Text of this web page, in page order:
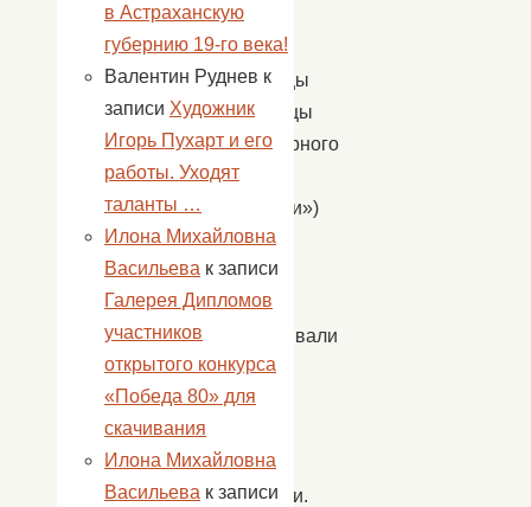
уюта.
Девицы
красавицы
(участницы
фольклорного
кружка
«Ладушки»)
славили
печку
и
рассказывали
о
ней
и
прибаутки.
в Астраханскую
губернию 19-го века!
Валентин Руднев к
записи Художник
Игорь Пухарт и его
работы. Уходят
таланты …
Илона Михайловна
Васильева к записи
Галерея Дипломов
участников
открытого конкурса
«Победа 80» для
скачивания
Илона Михайловна
Васильева к записи